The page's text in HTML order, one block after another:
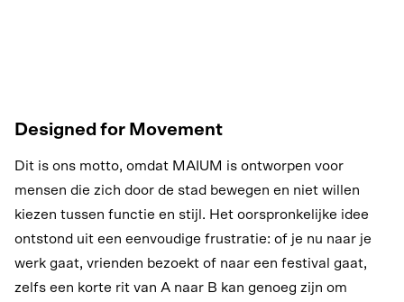
Designed for Movement
Dit is ons motto, omdat MAIUM is ontworpen voor
mensen die zich door de stad bewegen en niet willen
kiezen tussen functie en stijl. Het oorspronkelijke idee
ontstond uit een eenvoudige frustratie: of je nu naar je
werk gaat, vrienden bezoekt of naar een festival gaat,
zelfs een korte rit van A naar B kan genoeg zijn om